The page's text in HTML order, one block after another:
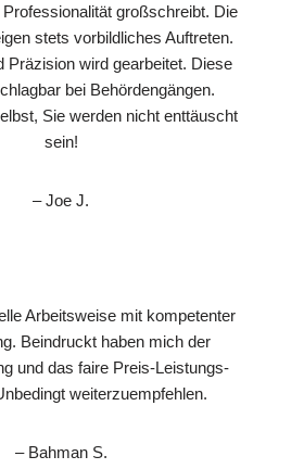
Professionalität großschreibt. Die
stets vorbildliches Auftreten.
Präzision wird gearbeitet. Diese
bei Behördengängen.
Sie werden nicht enttäuscht
sein!
– Joe J.
Arbeitsweise mit kompetenter
Beindruckt haben mich der
und das faire Preis-Leistungs-
weiterzuempfehlen.
– Bahman S.